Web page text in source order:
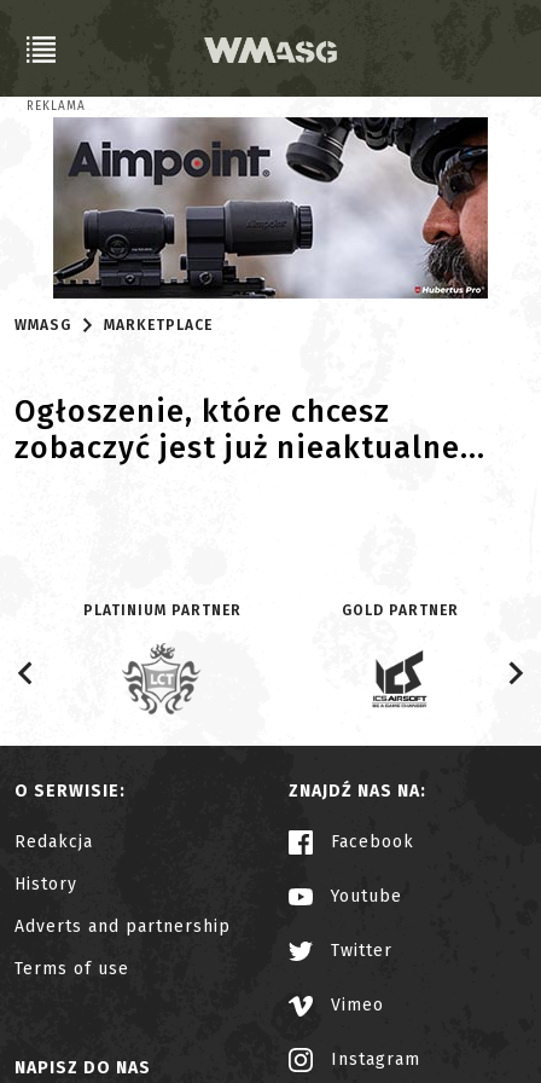
REKLAMA
WMASG MARKETPLACE
Ogłoszenie, które chcesz
zobaczyć jest już nieaktualne...
PLATINIUM PARTNER GOLD PARTNER
O SERWISIE:
Redakcja
History
Adverts and partnership
Terms of use
ZNAJDŹ NAS NA:
Facebook
Youtube
Twitter
Vimeo
Instagram
NAPISZ DO NAS